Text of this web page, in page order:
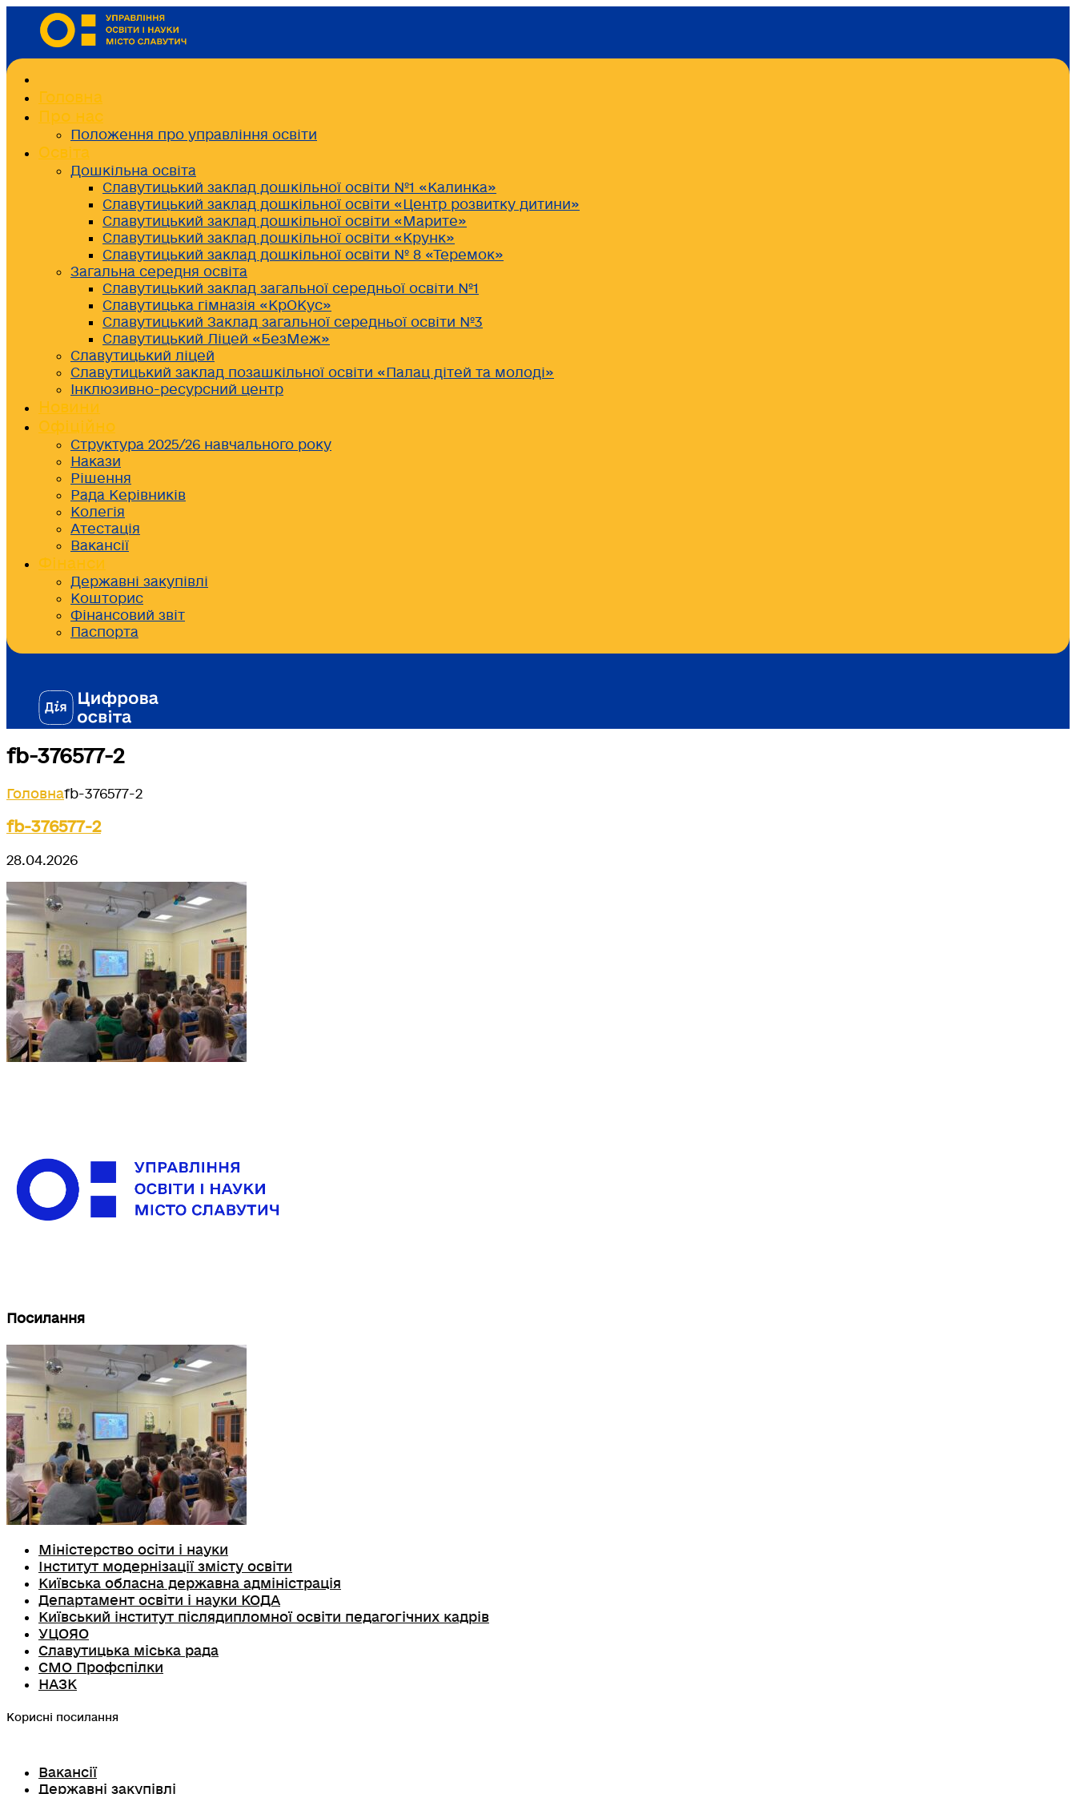
Головна
Про нас
Положення про управління освіти
Освіта
Дошкільна освіта
Славутицький заклад дошкільної освіти №1 «Калинка»
Славутицький заклад дошкільної освіти «Центр розвитку дитини»
Славутицький заклад дошкільної освіти «Марите»
Славутицький заклад дошкільної освіти «Крунк»
Славутицький заклад дошкільної освіти № 8 «Теремок»
Загальна середня освіта
Славутицький заклад загальної середньої освіти №1
Славутицька гімназія «КрОКус»
Славутицький Заклад загальної середньої освіти №3
Славутицький Ліцей «БезМеж»
Славутицький ліцей
Славутицький заклад позашкільної освіти «Палац дітей та молоді»
Інклюзивно-ресурсний центр
Новини
Офіційно
Структура 2025/26 навчального року
Накази
Рішення
Рада Керівників
Колегія
Атестація
Вакансії
Фінанси
Державні закупівлі
Кошторис
Фінансовий звіт
Паспорта
fb-376577-2
Головнаfb-376577-2
fb-376577-2
28.04.2026
Посилання
Міністерство осіти і науки
Інститут модернізації змісту освіти
Київська обласна державна адміністрація
Департамент освіти і науки КОДА
Київський інститут післядипломної освіти педагогічних кадрів
УЦОЯО
Славутицька міська рада
СМО Профспілки
НАЗК
Корисні посилання
Вакансії
Державні закупівлі